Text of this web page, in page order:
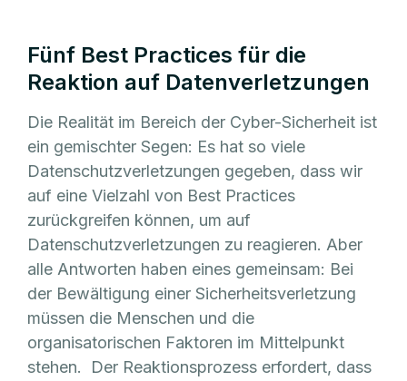
Fünf Best Practices für die
Reaktion auf Datenverletzungen
Die Realität im Bereich der Cyber-Sicherheit ist
ein gemischter Segen: Es hat so viele
Datenschutzverletzungen gegeben, dass wir
auf eine Vielzahl von Best Practices
zurückgreifen können, um auf
Datenschutzverletzungen zu reagieren. Aber
alle Antworten haben eines gemeinsam: Bei
der Bewältigung einer Sicherheitsverletzung
müssen die Menschen und die
organisatorischen Faktoren im Mittelpunkt
stehen. Der Reaktionsprozess erfordert, dass